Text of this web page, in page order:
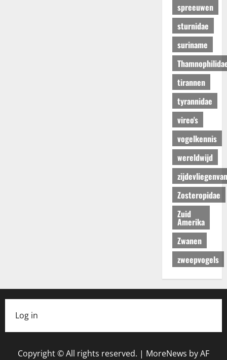
spreeuwen
sturnidae
suriname
tirannen
tyrannidae
vireo's
vogelkennis
wereldwijd
Zosteropidae
Zuid
Amerika
Zwanen
zweepvogels
Log in
Copyright © All rights reserved. | MoreNews by AF